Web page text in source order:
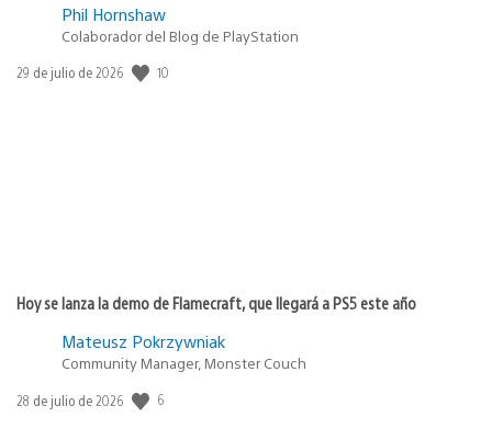
Phil Hornshaw
Colaborador del Blog de PlayStation
Fecha
29 de julio de 2026 10
Hoy se lanza la demo de Flamecraft, que llegará a PS5 este año
Mateusz Pokrzywniak
Community Manager, Monster Couch
Fecha
28 de julio de 2026 6